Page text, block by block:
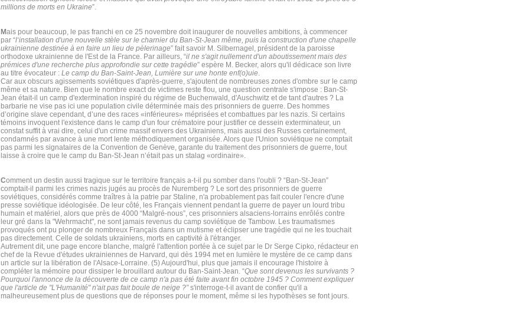
millions de morts en Ukraine”.
Mais pour beaucoup, le pas franchi en ce 25 novembre doit inaugurer de nouvelles ambitions, à commencer
par “l‘installation d'une nouvelle stèle sur le charnier du Ban-St-Jean même, puis la construction d'une chapelle
ukrainienne destinée à en faire un lieu de pèlerinage” fait savoir M. Silbernagel, président de la paroisse
orthodoxe ukrainienne de l'Est de la France. Par ailleurs, “il ne s'agit nullement d'un aboutissement mais des
prémices d'une recherche plus approfondie sur cette tragédie” espère M. Becker, alors qu'il dédicace son livre
au titre évocateur : Le camp du Ban-Saint-Jean, Lumière sur une honte enf(o)uie.
Car aux obscurs agissements soviétiques d'après-guerre, s'ajoutent de nombreuses zones d'ombre sur le camp
même et sa nature. Bien que le nombre exact de victimes reste flou, une question centrale s'impose : Ban-St-
Jean était-il un camp d'extermination inspiré du régime de Buchenwald, d'Auschwitz et de tant d'autres ? La
barbarie ne vise pas ici une population civile déterminée mais des prisonniers de guerre. Des hommes
d’origine slave cependant, d’une des races «inférieures» méprisées et combattues par les nazis. Si certains
témoins invoquent l'existence dans le camp d'un four crématoire pour justifier ce dessein exterminateur, un
constat suffit à vrai dire, celui d'un crime massif envers des Ukrainiens, mais aussi des Russes certainement,
condamnés par avance à une mort lente méthodiquement organisée. Alors que l'Union soviétique ne comptait
pas parmi les signataires de la Convention de Genève, garante du traitement des prisonniers de guerre, tout
laisse à croire que le camp du Ban-St-Jean n’était pas un stalag «ordinaire».
Comment un destin aussi tragique sur le territoire français a-t-il pu somber dans l'oubli ? “Ban-St-Jean”
comptait-il parmi les crimes nazis jugés au procès de Nuremberg ? Le sort des prisonniers de guerre
soviétiques, considérés comme traîtres à la patrie par Staline, n'a probablement pas fait couler l'encre d'une
presse soviétique idéologisée. De leur côté, les Français viennent pendant la guerre de payer un lourd tribu
humain et matériel, alors que près de 4000 “Malgré-nous”, ces prisonniers alsaciens-lorrains enrôlés contre
leur gré dans la "Wehrmacht", ne sont jamais revenus du camp soviétique de Tambow. Les traumatismes
provoqués ont pu plonger de nombreux Français dans un mutisme et éclipser une tragédie qui ne les touchait
pas directement. Celle de soldats ukrainiens, morts en captivité à l'étranger.
Autrement dit, une page encore blanche, malgré l'attention portée à ce sujet par le Dr Serge Cipko, rédacteur en
chef de la Revue d'études ukrainiennes de Harvard, qui dès 1994 met en lumière le mystère de ce camp dans
un article sur la libération de l'Alsace-Lorraine. (5) Aujourd'hui, plus que jamais il encourage l'histoire à
compléter la mémoire pour dissiper le brouillard autour du Ban-Saint-Jean. “Que sont devenus les survivants ?
Pourquoi l'annonce de la découverte de ce camp n'a pas été faite avant fin octobre 1945 ? Comment expliquer
que l'article de "L'Humanité" n'ait pas fait boule de neige ?”s'interroge-t-il avant de confier qu'il a
malheureusement plus de questions que de réponses pour le moment, même si les hypothèses se font jours.